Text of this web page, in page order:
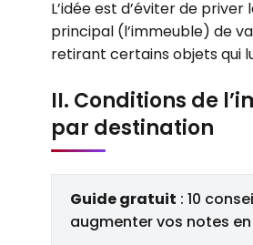
L’idée est d’éviter de priver
principal (l’immeuble) de
retirant certains objets qui
II. Conditions de
par destination
Guide gratuit : 10
augmenter vos notes